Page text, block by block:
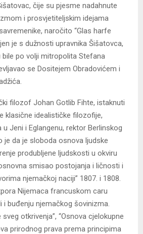
čije su pjesme nadahnute
i prosvjetiteljskim idejama
naročito “Glas harfe
je s dužnosti upravnika Šišatovca,
bile po volji mitropolita Stefana
se Dositejem Obradovićem i
filozof Johan Gotlib Fihte, istaknuti
klasične idealističke filozofije,
Jeni i Eglangenu, rektor Berlinskog
je da je sloboda osnova ljudske
produbljene ljudskosti u okviru
smisao postojanja i ličnosti i
njemačkoj naciji” 1807. i 1808.
Nijemaca francuskom caru
i buđenju njemačkog šovinizma.
sveg otkrivenja”, “Osnova cjelokupne
prirodnog prava prema principima